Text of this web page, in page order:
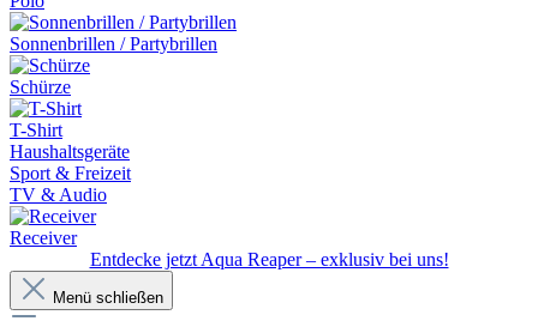
Sonnenbrillen / Partybrillen
Schürze
T-Shirt
Haushaltsgeräte
Sport & Freizeit
TV & Audio
Receiver
Entdecke jetzt Aqua Reaper – exklusiv bei uns!
Menü schließen